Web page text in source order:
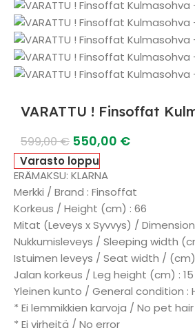
VARATTU ! Finsoffat
599,00€ 550,00 €
Varasto loppu
ERÄMAKSU: KLARNA
Merkki / Brand : Finsoffat
Korkeus / Height (cm) : 66
Mitat (Leveys x Syvvys) /
Nukkumisleveys / Sleeping width
Istuimen leveys / Seat width /
Jalan korkeus / Leg height (cm) : 15
Yleinen kunto / General condition :
* Ei lemmikkien karvoja / No pet hair
* Ei virheitä / No error